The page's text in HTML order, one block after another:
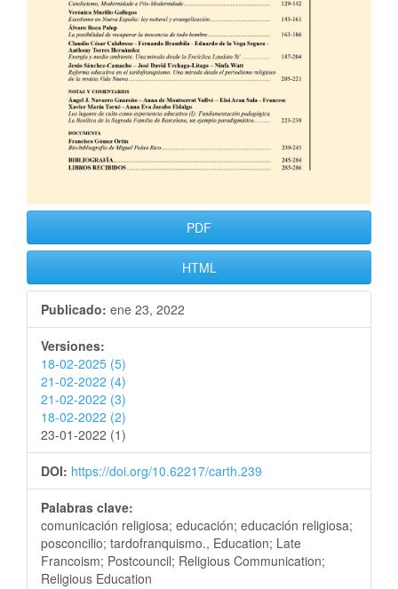
PDF
HTML
Publicado: ene 23, 2022
Versiones:
18-02-2025 (5)
21-02-2022 (4)
21-02-2022 (3)
18-02-2022 (2)
23-01-2022 (1)
DOI: https://doi.org/10.62217/carth.239
Palabras clave:
comunicación religiosa; educación; educación religiosa;
posconcilio; tardofranquismo., Education; Late
Francoism; Postcouncil; Religious Communication;
Religious Education